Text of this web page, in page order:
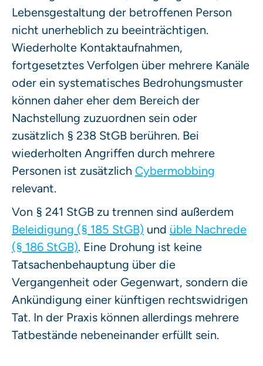
Lebensgestaltung der betroffenen Person
nicht unerheblich zu beeinträchtigen.
Wiederholte Kontaktaufnahmen,
fortgesetztes Verfolgen über mehrere Kanäle
oder ein systematisches Bedrohungsmuster
können daher eher dem Bereich der
Nachstellung zuzuordnen sein oder
zusätzlich § 238 StGB berühren. Bei
wiederholten Angriffen durch mehrere
Personen ist zusätzlich Cybermobbing
relevant.
Von § 241 StGB zu trennen sind außerdem
Beleidigung (§ 185 StGB) und üble Nachrede
(§ 186 StGB). Eine Drohung ist keine
Tatsachenbehauptung über die
Vergangenheit oder Gegenwart, sondern die
Ankündigung einer künftigen rechtswidrigen
Tat. In der Praxis können allerdings mehrere
Tatbestände nebeneinander erfüllt sein.